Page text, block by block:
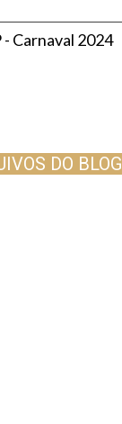
- Carnaval 2024
DO BLOG